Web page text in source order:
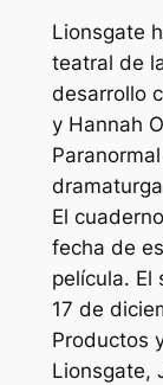
Lionsgate
teatral de
desarrollo
y Hannah
Paranormal
El cuaderno
fecha de
película. El
17 de
Productos
Lionsgate,